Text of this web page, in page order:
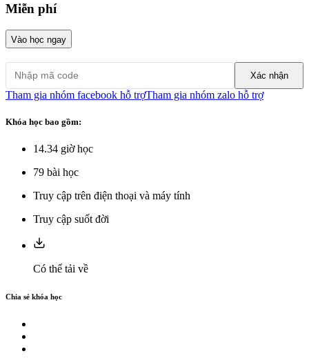
Miễn phí
Vào học ngay
Xác nhận
Tham gia nhóm facebook hỗ trợTham gia nhóm zalo hỗ trợ
Khóa học bao gồm:
14.34 giờ học
79 bài học
Truy cập trên điện thoại và máy tính
Truy cập suốt đời
Có thể tải về
Chia sẻ khóa học